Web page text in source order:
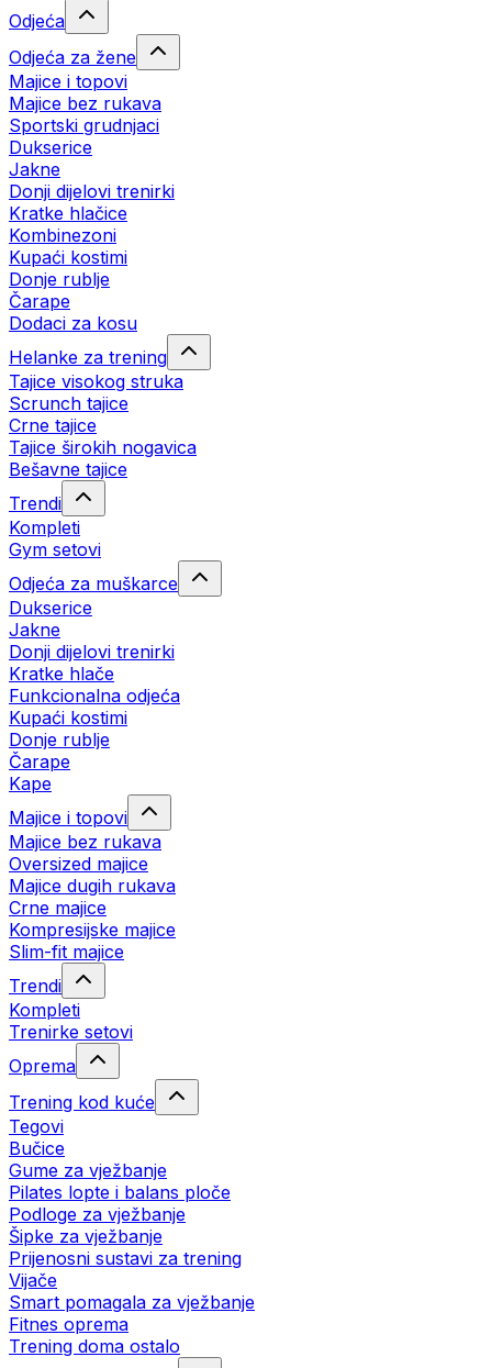
Odjeća
Odjeća za žene
Majice i topovi
Majice bez rukava
Sportski grudnjaci
Dukserice
Jakne
Donji dijelovi trenirki
Kratke hlačice
Kombinezoni
Kupaći kostimi
Donje rublje
Čarape
Dodaci za kosu
Helanke za trening
Tajice visokog struka
Scrunch tajice
Crne tajice
Tajice širokih nogavica
Bešavne tajice
Trendi
Kompleti
Gym setovi
Odjeća za muškarce
Dukserice
Jakne
Donji dijelovi trenirki
Kratke hlače
Funkcionalna odjeća
Kupaći kostimi
Donje rublje
Čarape
Kape
Majice i topovi
Majice bez rukava
Oversized majice
Majice dugih rukava
Crne majice
Kompresijske majice
Slim-fit majice
Trendi
Kompleti
Trenirke setovi
Oprema
Trening kod kuće
Tegovi
Bučice
Gume za vježbanje
Pilates lopte i balans ploče
Podloge za vježbanje
Šipke za vježbanje
Prijenosni sustavi za trening
Vijače
Smart pomagala za vježbanje
Fitnes oprema
Trening doma ostalo